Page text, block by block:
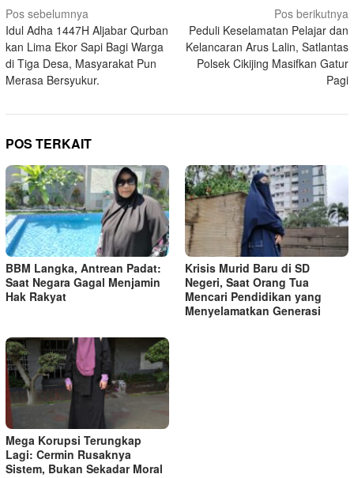
Navigasi
pos
Pos sebelumnya
Idul Adha 1447H Aljabar Qurban
kan Lima Ekor Sapi Bagi Warga
di Tiga Desa, Masyarakat Pun
Merasa Bersyukur.
Pos berikutnya
Peduli Keselamatan Pelajar dan
Kelancaran Arus Lalin, Satlantas
Polsek Cikijing Masifkan Gatur
Pagi
POS TERKAIT
BBM Langka, Antrean Padat:
Saat Negara Gagal Menjamin
Hak Rakyat
Krisis Murid Baru di SD
Negeri, Saat Orang Tua
Mencari Pendidikan yang
Menyelamatkan Generasi
Mega Korupsi Terungkap
Lagi: Cermin Rusaknya
Sistem, Bukan Sekadar Moral